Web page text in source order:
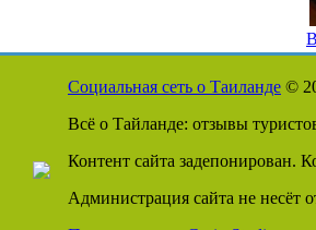
Социальная сеть о Таиланде ©
Всё о Тайланде: отзывы
Контент сайта задепонирован.
Администрация сайта не несёт